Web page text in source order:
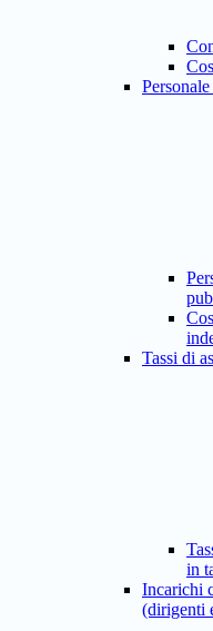
Tassi di
in
Incarichi
(dirigenti